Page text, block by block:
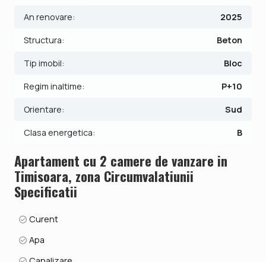
An renovare: 2025
Structura: Beton
Tip imobil: Bloc
Regim inaltime: P+10
Orientare: Sud
Clasa energetica: B
Apartament cu 2 camere de vanzare in
Timisoara, zona Circumvalatiunii
Specificatii
Curent
Apa